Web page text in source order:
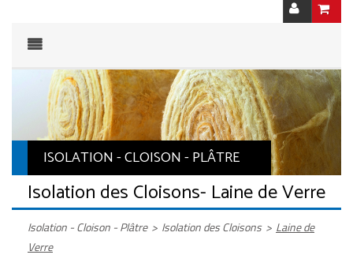
ISOLATION - CLOISON - PLÂTRE
Isolation des Cloisons- Laine de Verre
Isolation - Cloison - Plâtre > Isolation des Cloisons > Laine de
Verre